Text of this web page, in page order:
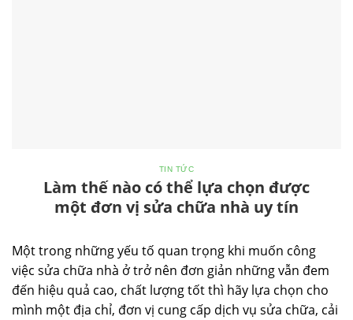
TIN TỨC
Làm thế nào có thể lựa chọn được
một đơn vị sửa chữa nhà uy tín
Một trong những yếu tố quan trọng khi muốn công
việc sửa chữa nhà ở trở nên đơn giản những vẫn đem
đến hiệu quả cao, chất lượng tốt thì hãy lựa chọn cho
mình một địa chỉ, đơn vị cung cấp dịch vụ sửa chữa, cải